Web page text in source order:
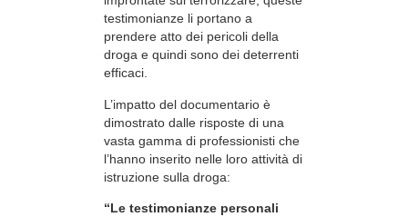
testimonianze li portano a
prendere atto dei pericoli della
droga e quindi sono dei deterrenti
efficaci.
L’impatto del documentario è
dimostrato dalle risposte di una
vasta gamma di professionisti che
l’hanno inserito nelle loro attività di
istruzione sulla droga:
“Le testimonianze personali